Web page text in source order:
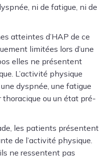
ni de fatigue, ni de
atteintes d’HAP de ce
limitées lors d’une
elles ne présentent
L’activité physique
dyspnée, une fatigue
thoracique ou un état pré-
les patients présentent
de l’activité physique.
ne ressentent pas